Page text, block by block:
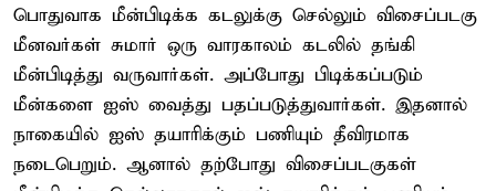
பொதுவாக மீன்பிடிக்க கடலுக்கு செல்லும் விசைப்படகு
மீனவர்கள் சுமார் ஒரு வாரகாலம் கடலில் தங்கி
மீன்பிடித்து வருவார்கள். அப்போது பிடிக்கப்படும்
மீன்களை ஐஸ் வைத்து பதப்படுத்துவார்கள். இதனால்
நாகையில் ஐஸ் தயாரிக்கும் பணியும் தீவிரமாக
நடைபெறும். ஆனால் தற்போது விசைப்படகுகள்